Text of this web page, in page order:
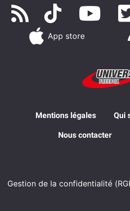
App store
Mentions légales Qui
Nous contacter
Gestion de la confidentialité